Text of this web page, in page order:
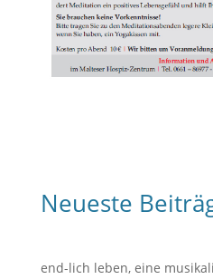
Neueste
end-lich leben, eine